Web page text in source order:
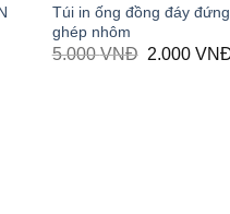
Túi in ống đồng đáy
ghép nhôm
5.000VNĐ
Giá
2.000 VNĐ